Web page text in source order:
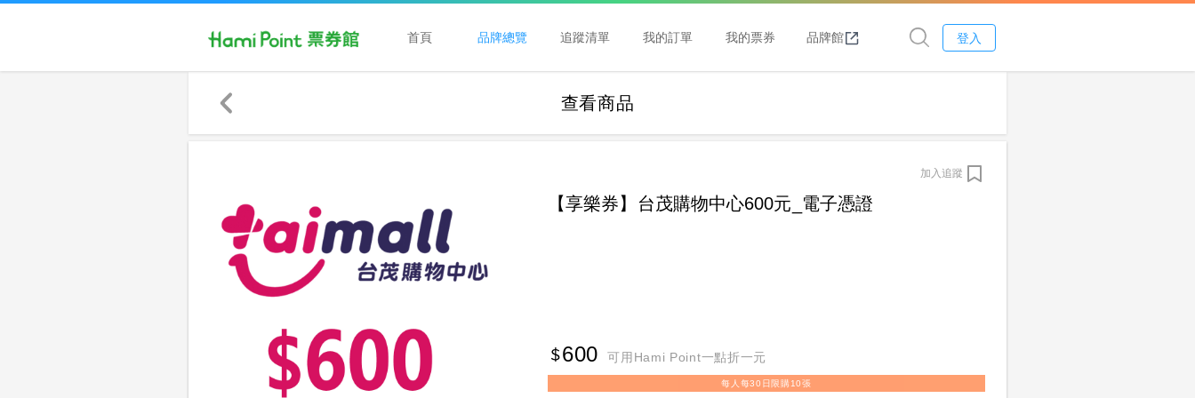
首頁 品牌總覽 追蹤清單 我的訂單 我的票券 品牌館 登入
查看商品
加入追蹤
【享樂券】台茂購物中心600元_電子憑證
600 可用Hami Point一點折一元
每人每30日限購10張